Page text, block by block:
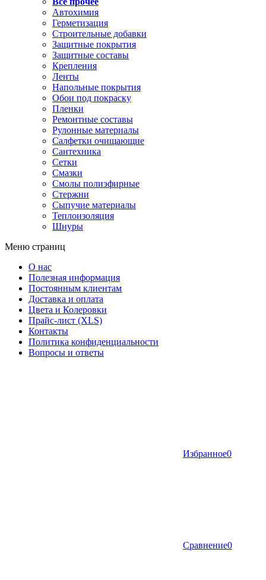
Автохимия
Герметизация
Строительные добавки
Защитные покрытия
Защитные составы
Крепления
Ленты
Напольные покрытия
Обои под покраску
Пленки
Ремонтные составы
Рулонные материалы
Салфетки очищающие
Сантехника
Сетки
Смазки
Смолы полиэфирные
Стержни
Сыпучие материалы
Теплоизоляция
Шнуры
Меню страниц
О нас
Полезная информация
Постоянным клиентам
Доставка и оплата
Цвета и Колеровки
Прайс-лист (XLS)
Контакты
Политика конфиденциальности
Вопросы и ответы
Избранное0
Сравнение0